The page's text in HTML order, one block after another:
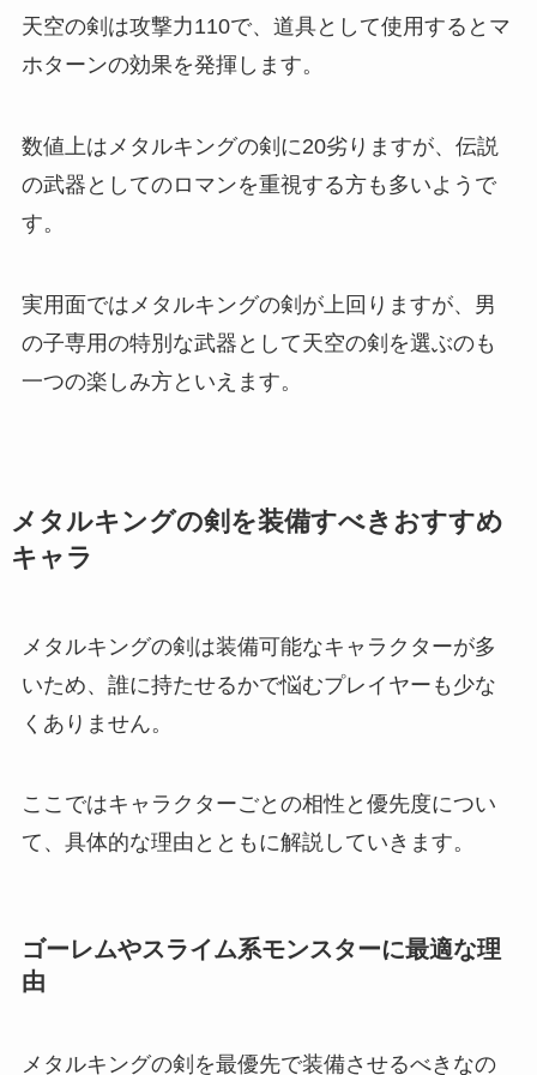
天空の剣は攻撃力110で、道具として使用するとマ
ホターンの効果を発揮します。
数値上はメタルキングの剣に20劣りますが、伝説
の武器としてのロマンを重視する方も多いようで
す。
実用面ではメタルキングの剣が上回りますが、男
の子専用の特別な武器として天空の剣を選ぶのも
一つの楽しみ方といえます。
メタルキングの剣を装備すべきおすすめ
キャラ
メタルキングの剣は装備可能なキャラクターが多
いため、誰に持たせるかで悩むプレイヤーも少な
くありません。
ここではキャラクターごとの相性と優先度につい
て、具体的な理由とともに解説していきます。
ゴーレムやスライム系モンスターに最適な理
由
メタルキングの剣を最優先で装備させるべきなの